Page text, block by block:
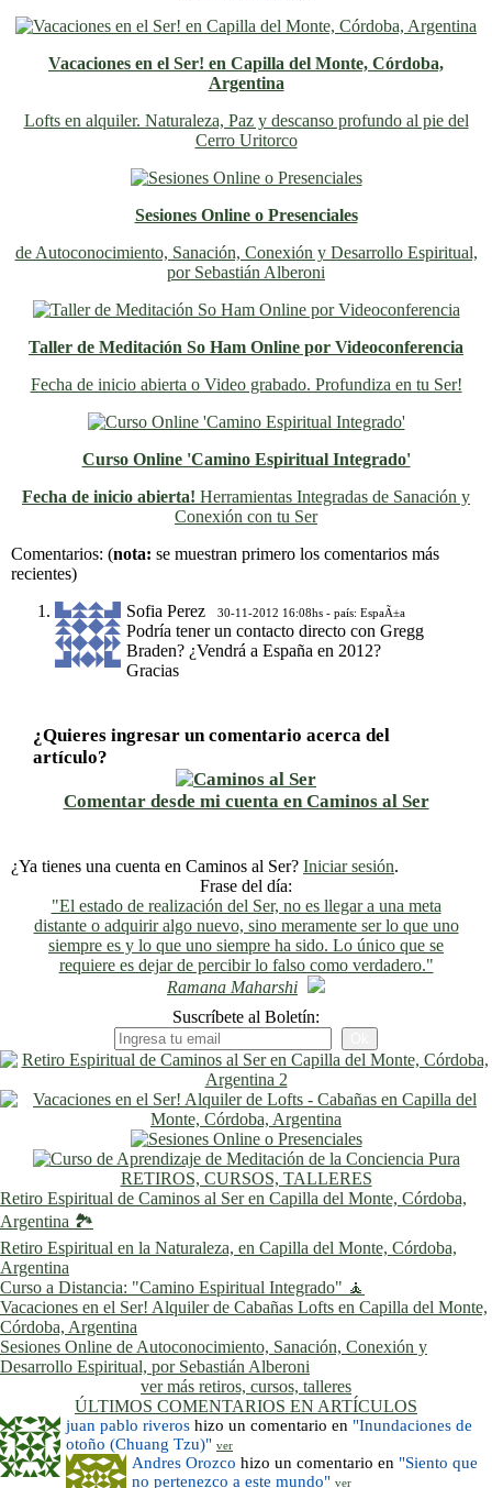
Vacaciones en el Ser! en Capilla del Monte, Córdoba,
Argentina
Lofts en alquiler. Naturaleza, Paz y descanso profundo al pie del
Cerro Uritorco
Sesiones Online o Presenciales
de Autoconocimiento, Sanación, Conexión y Desarrollo Espiritual,
por Sebastián Alberoni
Taller de Meditación So Ham Online por Videoconferencia
Fecha de inicio abierta o Video grabado. Profundiza en tu Ser!
Curso Online 'Camino Espiritual Integrado'
Fecha de inicio abierta! Herramientas Integradas de Sanación y
Conexión con tu Ser
Previo
Siguiente
Comentarios: (nota: se muestran primero los comentarios más
recientes)
Sofia Perez
30-11-2012 16:08hs - país: EspaÃ±a
Podría tener un contacto directo con Gregg
Braden? ¿Vendrá a España en 2012?
Gracias
¿Quieres ingresar un comentario acerca del
artículo?
Comentar desde mi cuenta en Caminos al Ser
¿Ya tienes una cuenta en Caminos al Ser? Iniciar sesión.
Frase del día:
"El estado de realización del Ser, no es llegar a una meta
distante o adquirir algo nuevo, sino meramente ser lo que uno
siempre es y lo que uno siempre ha sido. Lo único que se
requiere es dejar de percibir lo falso como verdadero."
Ramana Maharshi
Suscríbete al Boletín:
RETIROS, CURSOS, TALLERES
Retiro Espiritual de Caminos al Ser en Capilla del Monte, Córdoba,
Argentina 🏞️
Retiro Espiritual en la Naturaleza, en Capilla del Monte, Córdoba,
Argentina
Curso a Distancia: "Camino Espiritual Integrado" 🧘
Vacaciones en el Ser! Alquiler de Cabañas Lofts en Capilla del Monte,
Córdoba, Argentina
Sesiones Online de Autoconocimiento, Sanación, Conexión y
Desarrollo Espiritual, por Sebastián Alberoni
ver más retiros, cursos, talleres
ÚLTIMOS COMENTARIOS EN ARTÍCULOS
juan pablo riveros hizo un comentario en "Inundaciones de
otoño (Chuang Tzu)" ver
Andres Orozco hizo un comentario en "Siento que
no pertenezco a este mundo" ver